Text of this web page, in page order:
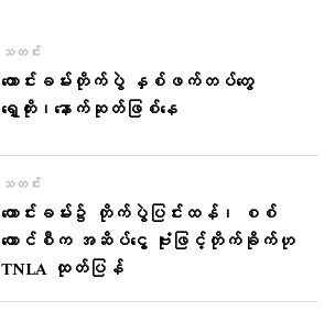
သတင်း
တောင်းခမ်းတိုက်ပွဲ နှစ်ဖက်တပ်တွေ
ရှေ့တိုး၊နောက်ဆုတ်ဖြစ်နေ
သတင်း
တောင်းခမ်း၌ တိုက်ပွဲပြင်းထန်၊ စစ်
ကောင်စီက အဆိပ်ငွေ့ ဗုံးဖြင့်တိုက်ခိုက်ဟု
TNLA ထုတ်ပြန်